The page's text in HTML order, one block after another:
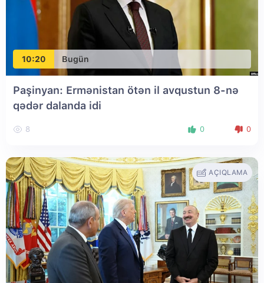
10:20 Bugün
Paşinyan: Ermənistan ötən il avqustun 8-nə
qədər dalanda idi
8 0 0
AÇIQLAMA